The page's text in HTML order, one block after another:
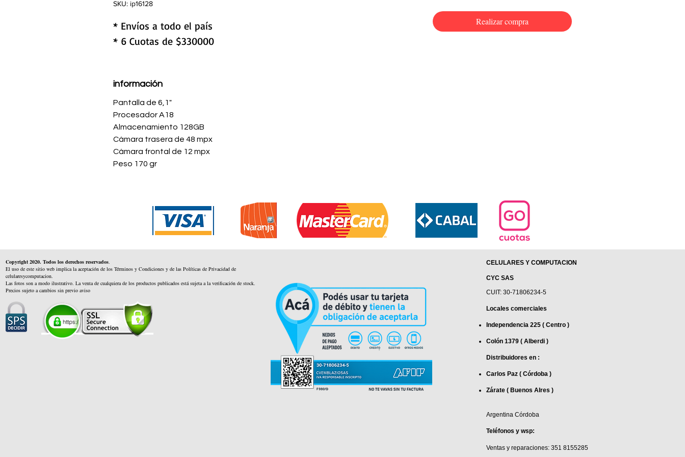
SKU: ip16128
* Envíos a todo el país
* 6 Cuotas de $330000
información
Pantalla de 6,1"
Procesador A18
Almacenamiento 128GB
Cámara trasera de 48 mpx
Cámara frontal de 12 mpx
Peso 170 gr
Realizar compra
Copyright 2020. Todos los derechos reservados.
El uso de este sitio web implica la aceptación de los Términos y Condiciones y de las Políticas de Privacidad de
celularesycomputacion.
Las fotos son a modo ilustrativo. La venta de cualquiera de los productos publicados está sujeta a la verificación de stock.
Precios sujeto a cambios sin previo aviso
CELULARES Y COMPUTACION
CYC SAS
CUIT: 30-71806234-5
Locales comerciales
Independencia 225 ( Centro )
Colón 1379 ( Alberdi )
Distribuidores en :
Carlos Paz ( Córdoba )
Zárate ( Buenos AIres )
Argentina Córdoba
Teléfonos y wsp:
Ventas y reparaciones: 351 8155285